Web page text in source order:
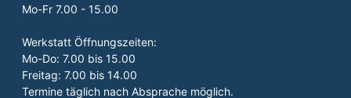
Mo-Fr 7.00 - 15.00
Werkstatt Öffnungszeiten:
Mo-Do: 7.00 bis 15.00
Freitag: 7.00 bis 14.00
Termine täglich nach Absprache möglich.